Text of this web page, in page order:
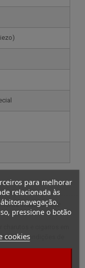
para melhorar
relacionada às
pressione o botão
cookies
transparente
e cigarros em
a condições de